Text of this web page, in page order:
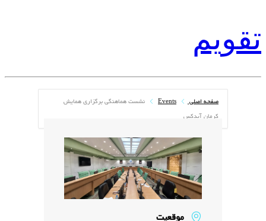
تقویم
صفحه اصلی Events نشست هماهنگی برگزاری همایش
کرمان آیدکس
موقعیت